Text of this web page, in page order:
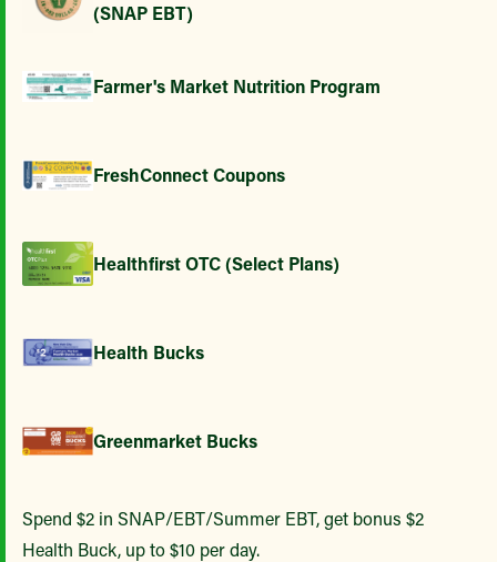
(SNAP EBT)
Farmer's Market Nutrition Program
FreshConnect Coupons
Healthfirst OTC (Select Plans)
Health Bucks
Greenmarket Bucks
Spend $2 in SNAP/EBT/Summer EBT, get bonus $2
Health Buck, up to $10 per day.